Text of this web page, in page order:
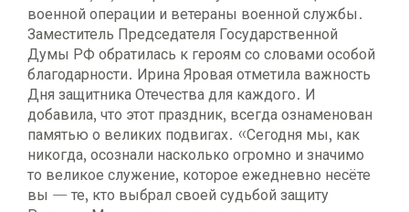
военной операции и ветераны военной службы.
Заместитель Председателя Государственной
Думы РФ обратилась к героям со словами особой
благодарности. Ирина Яровая отметила важность
Дня защитника Отечества для каждого. И
добавила, что этот праздник, всегда ознаменован
памятью о великих подвигах. «Сегодня мы, как
никогда, осознали насколько огромно и значимо
то великое служение, которое ежедневно несёте
вы — те, кто выбрал своей судьбой защиту